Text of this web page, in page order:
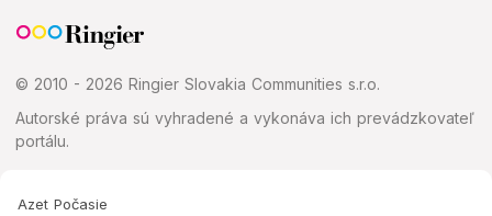
© 2010 - 2026 Ringier Slovakia Communities s.r.o.
Autorské práva sú vyhradené a vykonáva ich prevádzkovateľ
portálu.
Azet Počasie